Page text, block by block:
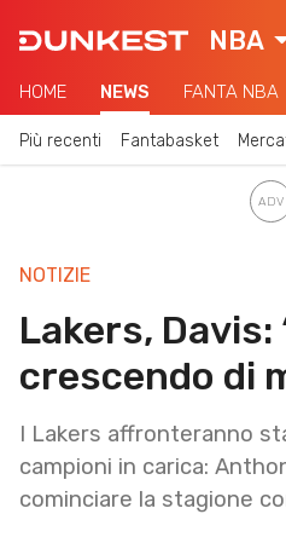
NBA
HOME NEWS FANTA NBA
Più recenti Fantabasket
NOTIZIE
Lakers, Davis:
crescendo di
I Lakers affronteranno
campioni in carica:
cominciare la stagione